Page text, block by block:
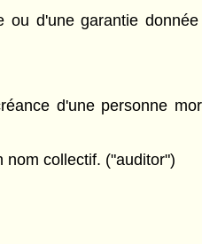
d'une garantie
d'une personne
collectif. ("auditor")